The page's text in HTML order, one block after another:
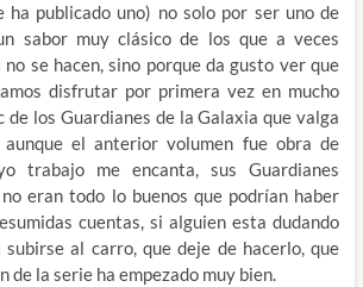
ha publicado uno) no solo por ser uno de
sabor muy clásico de los que a veces
se hacen, sino porque da gusto ver que
disfrutar por primera vez en mucho
de los Guardianes de la Galaxia que valga
el anterior volumen fue obra de
trabajo me encanta, sus Guardianes
eran todo lo buenos que podrían haber
cuentas, si alguien esta dudando
al carro, que deje de hacerlo, que
de la serie ha empezado muy bien.